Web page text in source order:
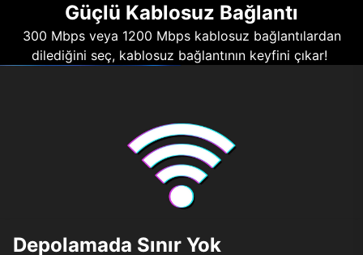
Güçlü Kablosuz Bağlantı
300 Mbps veya 1200 Mbps kablosuz bağlantılardan
dilediğini seç, kablosuz bağlantının keyfini çıkar!
Depolamada Sınır Yok